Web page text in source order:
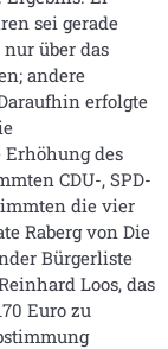
sei gerade
über das
andere
erfolgte
Erhöhung des
CDU-, SPD-
die vier
Raberg von Die
Bürgerliste
Loos, das
Euro zu